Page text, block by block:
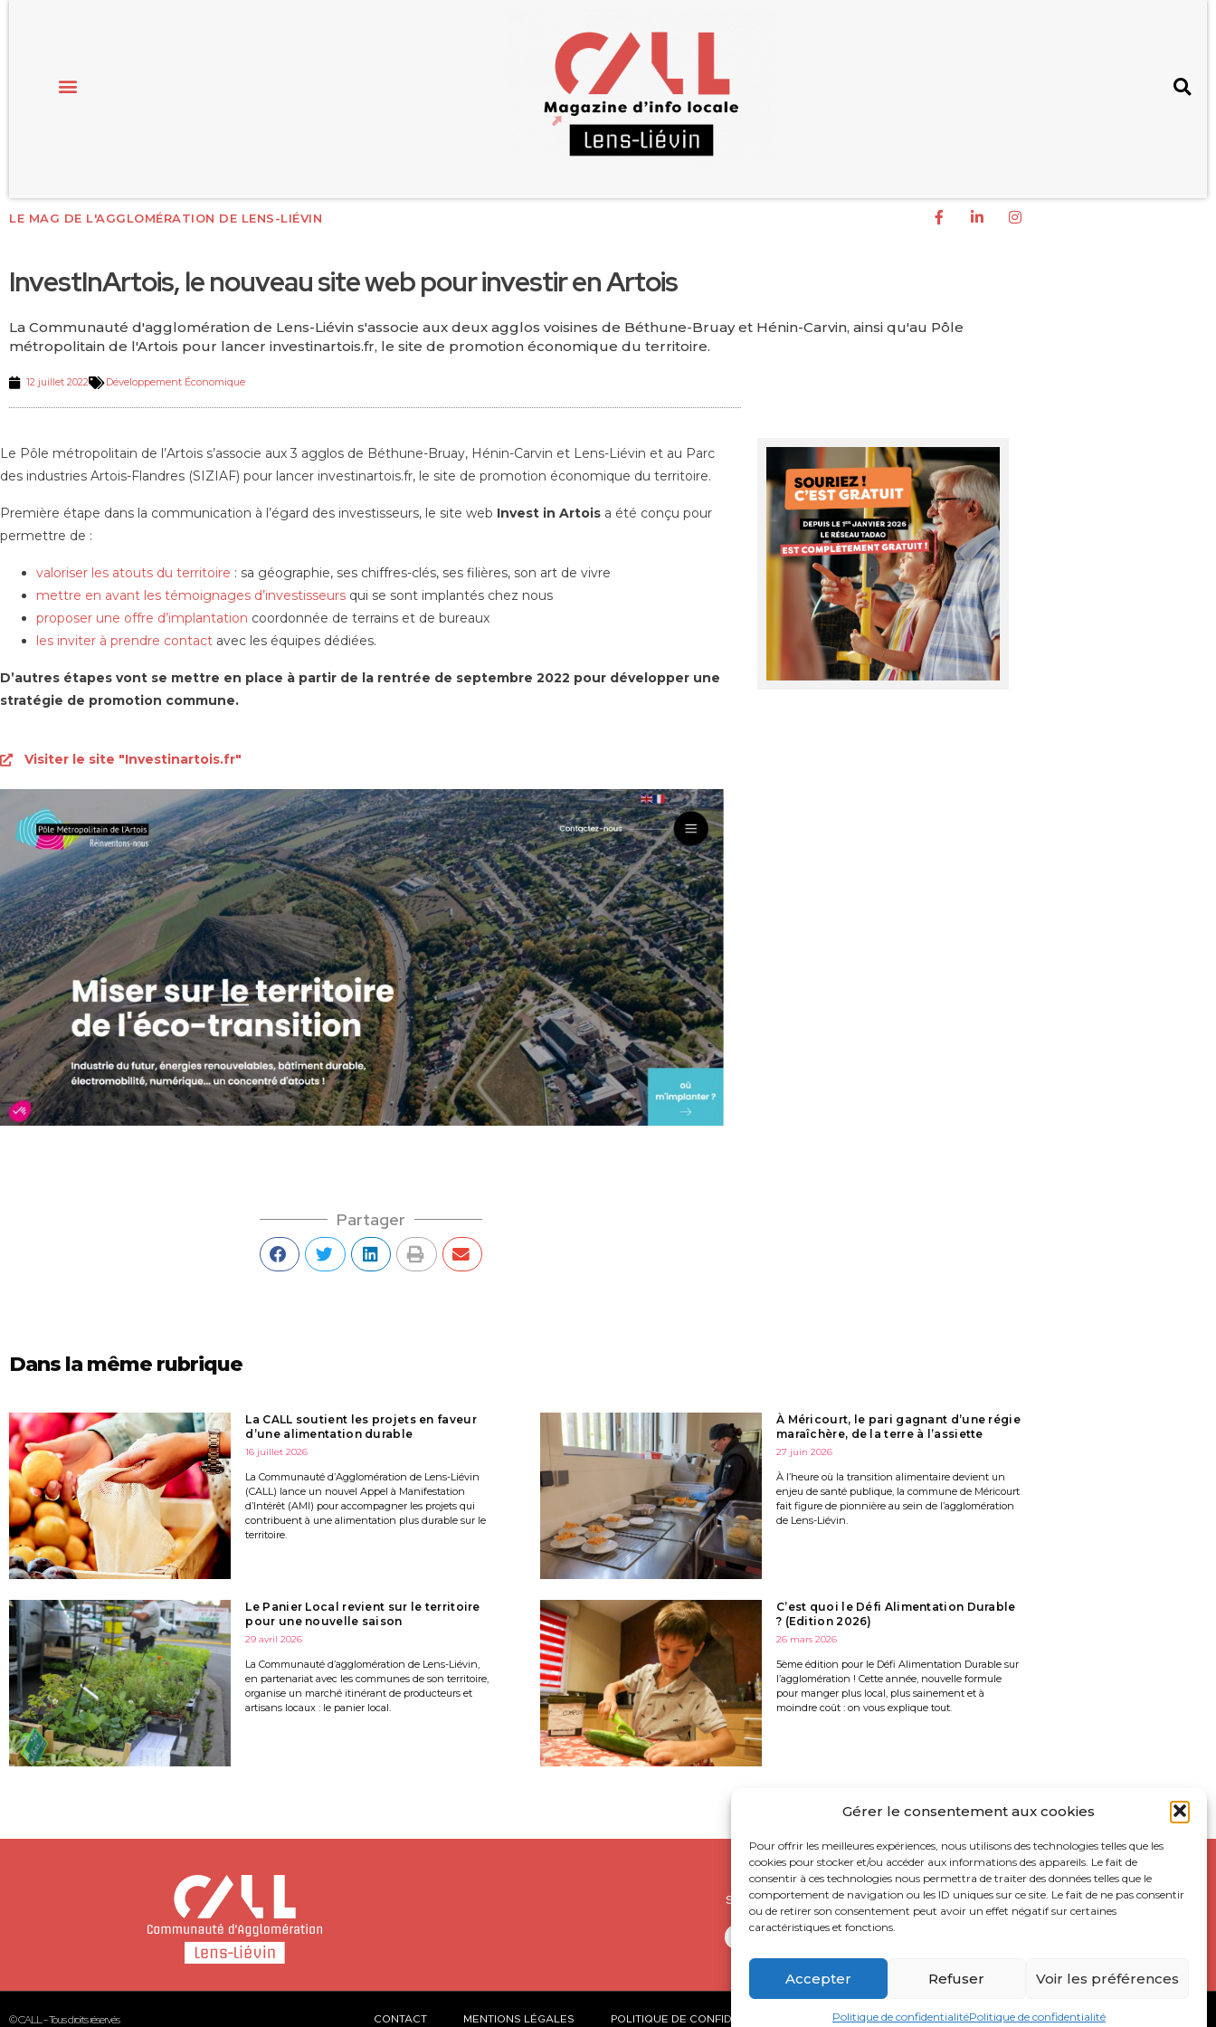
Gérer le consentement aux cookies
Pour offrir les meilleures expériences, nous utilisons des technologies telles que les
cookies pour stocker et/ou accéder aux informations des appareils. Le fait de
consentir à ces technologies nous permettra de traiter des données telles que le
comportement de navigation ou les ID uniques sur ce site. Le fait de ne pas consentir
ou de retirer son consentement peut avoir un effet négatif sur certaines
caractéristiques et fonctions.
Accepter Refuser Voir les préférences
Politique de confidentialitéPolitique de confidentialité
LE MAG DE L'AGGLOMÉRATION DE LENS-LIÉVIN
InvestInArtois, le nouveau site web pour investir en Artois
La Communauté d'agglomération de Lens-Liévin s'associe aux deux agglos voisines de Béthune-Bruay et Hénin-Carvin, ainsi qu'au Pôle
métropolitain de l'Artois pour lancer investinartois.fr, le site de promotion économique du territoire.
12 juillet 2022 Développement Économique
Le Pôle métropolitain de l’Artois s’associe aux 3 agglos de Béthune-Bruay, Hénin-Carvin et Lens-Liévin et au Parc
des industries Artois-Flandres (SIZIAF) pour lancer investinartois.fr, le site de promotion économique du territoire.
Première étape dans la communication à l’égard des investisseurs, le site web Invest in Artois a été conçu pour
permettre de :
valoriser les atouts du territoire : sa géographie, ses chiffres-clés, ses filières, son art de vivre
mettre en avant les témoignages d’investisseurs qui se sont implantés chez nous
proposer une offre d’implantation coordonnée de terrains et de bureaux
les inviter à prendre contact avec les équipes dédiées.
D’autres étapes vont se mettre en place à partir de la rentrée de septembre 2022 pour développer une
stratégie de promotion commune.
Visiter le site "Investinartois.fr"
Partager
Dans la même rubrique
La CALL soutient les projets en faveur
d’une alimentation durable
16 juillet 2026
La Communauté d’Agglomération de Lens-Liévin
(CALL) lance un nouvel Appel à Manifestation
d’Intérêt (AMI) pour accompagner les projets qui
contribuent à une alimentation plus durable sur le
territoire.
À Méricourt, le pari gagnant d’une régie
maraîchère, de la terre à l’assiette
27 juin 2026
À l’heure où la transition alimentaire devient un
enjeu de santé publique, la commune de Méricourt
fait figure de pionnière au sein de l’agglomération
de Lens-Liévin.
Le Panier Local revient sur le territoire
pour une nouvelle saison
29 avril 2026
La Communauté d’agglomération de Lens-Liévin,
en partenariat avec les communes de son territoire,
organise un marché itinérant de producteurs et
artisans locaux : le panier local.
C’est quoi le Défi Alimentation Durable
? (Edition 2026)
26 mars 2026
5ème édition pour le Défi Alimentation Durable sur
l’agglomération ! Cette année, nouvelle formule
pour manger plus local, plus sainement et à
moindre coût : on vous explique tout.
SUIVEZ-NOUS SUR
© CALL - Tous droits réservés CONTACT MENTIONS LÉGALES POLITIQUE DE CONFIDENTIALITÉ ACCESSIBILITÉ : NON CONFORME